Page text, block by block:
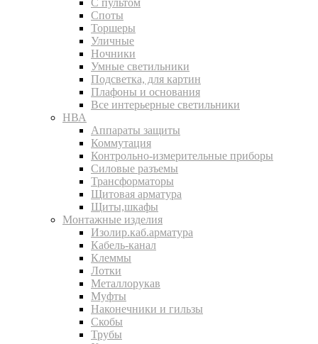
С пультом
Споты
Торшеры
Уличные
Ночники
Умные светильники
Подсветка, для картин
Плафоны и основания
Все интерьерные светильники
НВА
Аппараты защиты
Коммутация
Контрольно-измерительные приборы
Силовые разъемы
Трансформаторы
Щитовая арматура
Щиты,шкафы
Монтажные изделия
Изолир.каб.арматура
Кабель-канал
Клеммы
Лотки
Металлорукав
Муфты
Наконечники и гильзы
Скобы
Трубы